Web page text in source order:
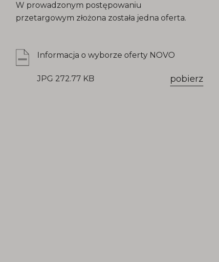
W prowadzonym postępowaniu
przetargowym złożona została jedna oferta.
Informacja o wyborze oferty NOVO
JPG 272.77 KB pobierz